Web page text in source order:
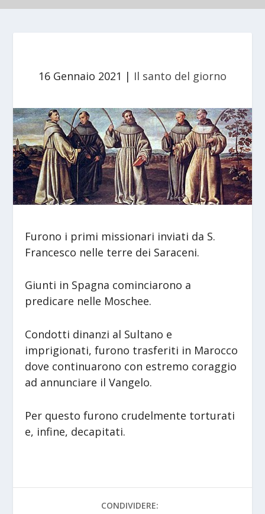
16 Gennaio 2021 | Il santo del giorno
Furono i primi missionari inviati da S.
Francesco nelle terre dei Saraceni.
Giunti in Spagna cominciarono a
predicare nelle Moschee.
Condotti dinanzi al Sultano e
imprigionati, furono trasferiti in Marocco
dove continuarono con estremo coraggio
ad annunciare il Vangelo.
Per questo furono crudelmente torturati
e, infine, decapitati.
CONDIVIDERE: